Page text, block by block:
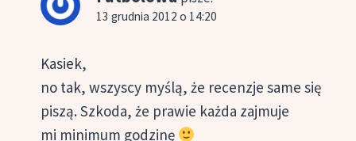
13 grudnia 2012 o 14:20
Kasiek,
no tak, wszyscy myślą, że recenzje same się
piszą. Szkoda, że prawie każda zajmuje
mi minimum godzinę